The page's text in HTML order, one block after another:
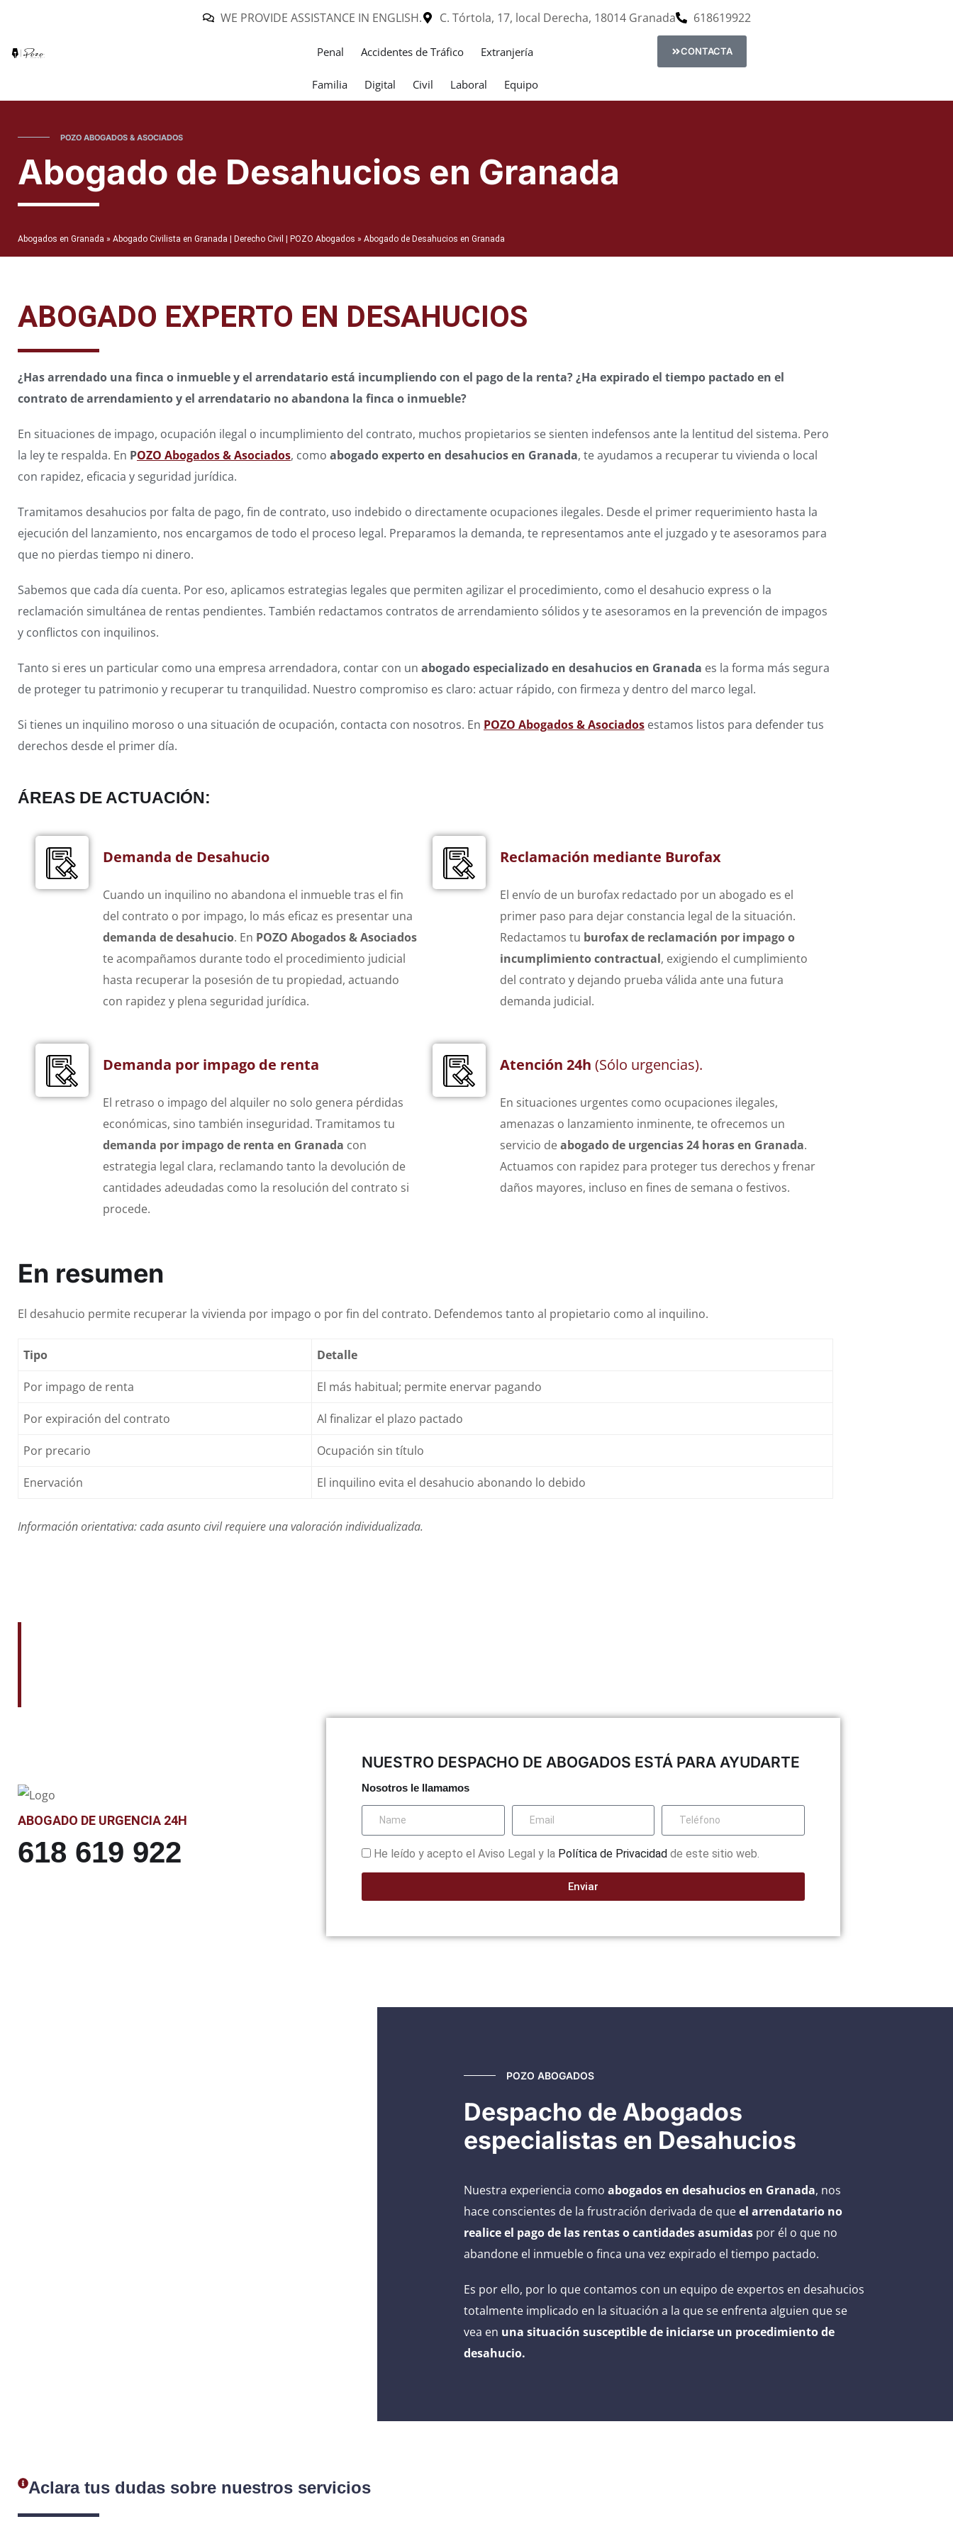
WE PROVIDE ASSISTANCE IN ENGLISH. C. Tórtola, 17, local Derecha, 18014 Granada 618619922
Penal Accidentes de Tráfico Extranjería
Familia Digital Civil Laboral Equipo
CONTACTA
POZO ABOGADOS & ASOCIADOS
Abogado de Desahucios en Granada
Abogados en Granada » Abogado Civilista en Granada | Derecho Civil | POZO Abogados » Abogado de Desahucios en Granada
ABOGADO EXPERTO EN DESAHUCIOS
¿Has arrendado una finca o inmueble y el arrendatario está incumpliendo con el pago de la renta? ¿Ha expirado el tiempo pactado en el
contrato de arrendamiento y el arrendatario no abandona la finca o inmueble?
En situaciones de impago, ocupación ilegal o incumplimiento del contrato, muchos propietarios se sienten indefensos ante la lentitud del sistema. Pero
la ley te respalda. En POZO Abogados & Asociados, como abogado experto en desahucios en Granada, te ayudamos a recuperar tu vivienda o local
con rapidez, eficacia y seguridad jurídica.
Tramitamos desahucios por falta de pago, fin de contrato, uso indebido o directamente ocupaciones ilegales. Desde el primer requerimiento hasta la
ejecución del lanzamiento, nos encargamos de todo el proceso legal. Preparamos la demanda, te representamos ante el juzgado y te asesoramos para
que no pierdas tiempo ni dinero.
Sabemos que cada día cuenta. Por eso, aplicamos estrategias legales que permiten agilizar el procedimiento, como el desahucio express o la
reclamación simultánea de rentas pendientes. También redactamos contratos de arrendamiento sólidos y te asesoramos en la prevención de impagos
y conflictos con inquilinos.
Tanto si eres un particular como una empresa arrendadora, contar con un abogado especializado en desahucios en Granada es la forma más segura
de proteger tu patrimonio y recuperar tu tranquilidad. Nuestro compromiso es claro: actuar rápido, con firmeza y dentro del marco legal.
Si tienes un inquilino moroso o una situación de ocupación, contacta con nosotros. En POZO Abogados & Asociados estamos listos para defender tus
derechos desde el primer día.
ÁREAS DE ACTUACIÓN:
Demanda de Desahucio
Cuando un inquilino no abandona el inmueble tras el fin
del contrato o por impago, lo más eficaz es presentar una
demanda de desahucio. En POZO Abogados & Asociados
te acompañamos durante todo el procedimiento judicial
hasta recuperar la posesión de tu propiedad, actuando
con rapidez y plena seguridad jurídica.
Reclamación mediante Burofax
El envío de un burofax redactado por un abogado es el
primer paso para dejar constancia legal de la situación.
Redactamos tu burofax de reclamación por impago o
incumplimiento contractual, exigiendo el cumplimiento
del contrato y dejando prueba válida ante una futura
demanda judicial.
Demanda por impago de renta
El retraso o impago del alquiler no solo genera pérdidas
económicas, sino también inseguridad. Tramitamos tu
demanda por impago de renta en Granada con
estrategia legal clara, reclamando tanto la devolución de
cantidades adeudadas como la resolución del contrato si
procede.
Atención 24h (Sólo urgencias).
En situaciones urgentes como ocupaciones ilegales,
amenazas o lanzamiento inminente, te ofrecemos un
servicio deabogado de urgencias 24 horas en Granada.
Actuamos con rapidez para proteger tus derechos y frenar
daños mayores, incluso en fines de semana o festivos.
En resumen
El desahucio permite recuperar la vivienda por impago o por fin del contrato. Defendemos tanto al propietario como al inquilino.
Tipo Detalle
Por impago de renta El más habitual; permite enervar pagando
Por expiración del contrato Al finalizar el plazo pactado
Por precario Ocupación sin título
Enervación El inquilino evita el desahucio abonando lo debido
Información orientativa: cada asunto civil requiere una valoración individualizada.
ABOGADO DE URGENCIA 24H
618 619 922
NUESTRO DESPACHO DE ABOGADOS ESTÁ PARA AYUDARTE
Nosotros le llamamos
He leído y acepto el Aviso Legal y la Política de Privacidadde este sitio web.
Enviar
POZO ABOGADOS
Despacho de Abogados
especialistas en Desahucios
Nuestra experiencia como abogados en desahucios en Granada, nos
hace conscientes de la frustración derivada de queel arrendatario no
realice el pago de las rentas o cantidades asumidaspor él o que no
abandone el inmueble o finca una vez expirado el tiempo pactado.
Es por ello, por lo que contamos con un equipo de expertos en desahucios
totalmente implicado en la situación a la que se enfrenta alguien que se
vea en una situación susceptible de iniciarse un procedimiento de
desahucio.
Aclara tus dudas sobre nuestros servicios